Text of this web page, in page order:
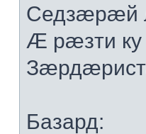
Седзæрæй
Æ рæзти
Базард: